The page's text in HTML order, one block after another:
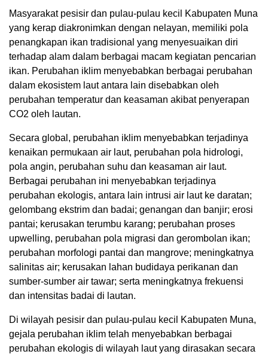
Masyarakat pesisir dan pulau-pulau kecil Kabupaten Muna
yang kerap diakronimkan dengan nelayan, memiliki pola
penangkapan ikan tradisional yang menyesuaikan diri
terhadap alam dalam berbagai macam kegiatan pencarian
ikan. Perubahan iklim menyebabkan berbagai perubahan
dalam ekosistem laut antara lain disebabkan oleh
perubahan temperatur dan keasaman akibat penyerapan
CO2 oleh lautan.
Secara global, perubahan iklim menyebabkan terjadinya
kenaikan permukaan air laut, perubahan pola hidrologi,
pola angin, perubahan suhu dan keasaman air laut.
Berbagai perubahan ini menyebabkan terjadinya
perubahan ekologis, antara lain intrusi air laut ke daratan;
gelombang ekstrim dan badai; genangan dan banjir; erosi
pantai; kerusakan terumbu karang; perubahan proses
upwelling, perubahan pola migrasi dan gerombolan ikan;
perubahan morfologi pantai dan mangrove; meningkatnya
salinitas air; kerusakan lahan budidaya perikanan dan
sumber-sumber air tawar; serta meningkatnya frekuensi
dan intensitas badai di lautan.
Di wilayah pesisir dan pulau-pulau kecil Kabupaten Muna,
gejala perubahan iklim telah menyebabkan berbagai
perubahan ekologis di wilayah laut yang dirasakan secara